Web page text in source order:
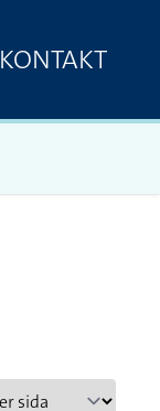
KONTAKT